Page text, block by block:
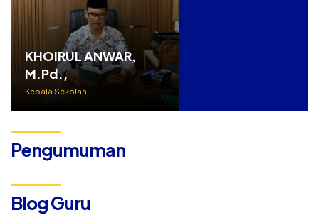
KHOIRUL ANWAR,
M.Pd.,
Kepala Sekolah
Pengumuman
Blog Guru